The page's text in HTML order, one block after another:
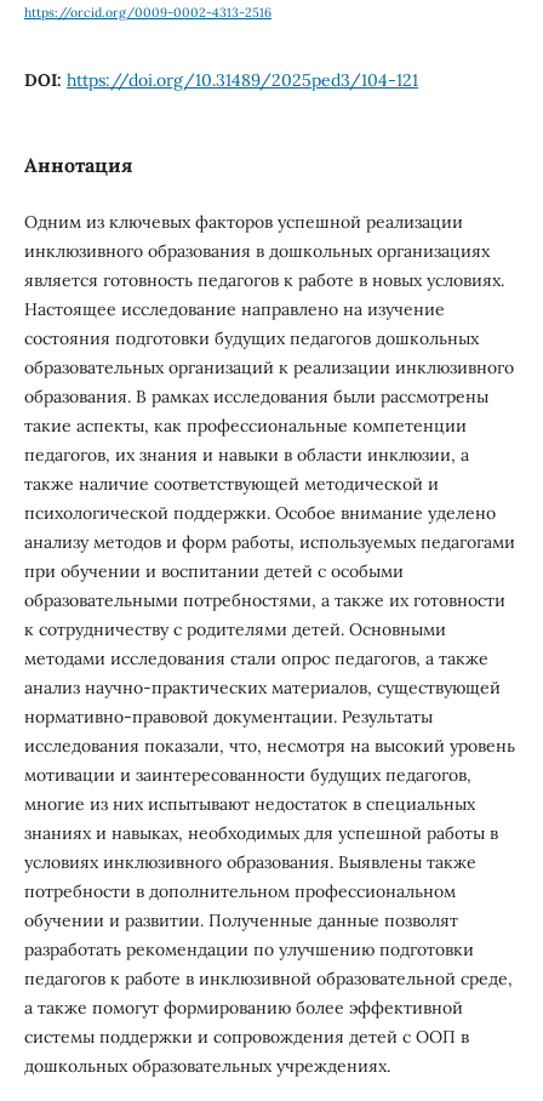
https://orcid.org/0009-0002-4313-2516
DOI: https://doi.org/10.31489/2025ped3/104-121
Аннотация
Одним из ключевых факторов успешной реализации
инклюзивного образования в дошкольных организациях
является готовность педагогов к работе в новых условиях.
Настоящее исследование направлено на изучение
состояния подготовки будущих педагогов дошкольных
образовательных организаций к реализации инклюзивного
образования. В рамках исследования были рассмотрены
такие аспекты, как профессиональные компетенции
педагогов, их знания и навыки в области инклюзии, а
также наличие соответствующей методической и
психологической поддержки. Особое внимание уделено
анализу методов и форм работы, используемых педагогами
при обучении и воспитании детей с особыми
образовательными потребностями, а также их готовности
к сотрудничеству с родителями детей. Основными
методами исследования стали опрос педагогов, а также
анализ научно-практических материалов, существующей
нормативно-правовой документации. Результаты
исследования показали, что, несмотря на высокий уровень
мотивации и заинтересованности будущих педагогов,
многие из них испытывают недостаток в специальных
знаниях и навыках, необходимых для успешной работы в
условиях инклюзивного образования. Выявлены также
потребности в дополнительном профессиональном
обучении и развитии. Полученные данные позволят
разработать рекомендации по улучшению подготовки
педагогов к работе в инклюзивной образовательной среде,
а также помогут формированию более эффективной
системы поддержки и сопровождения детей с ООП в
дошкольных образовательных учреждениях.